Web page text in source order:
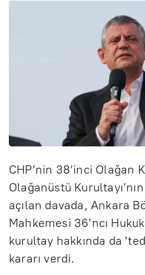
CHP’nin 38’inci Olağan
Olağanüstü
açılan davada, Ankara
Mahkemesi 36’ncı
kurultay hakkında da
kararı verdi.